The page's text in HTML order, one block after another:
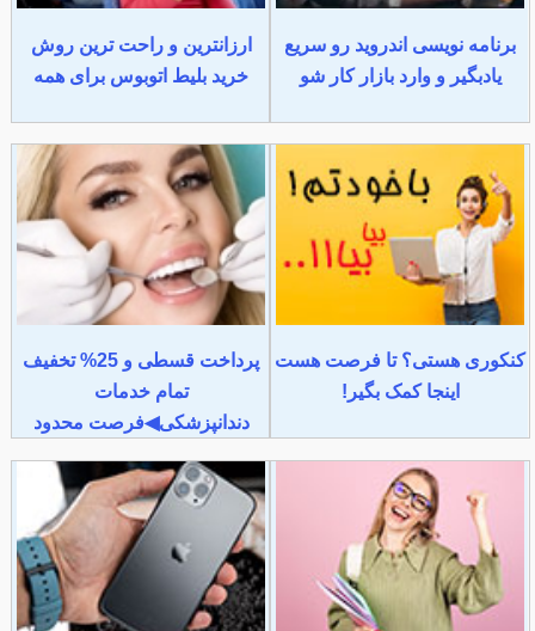
برنامه نویسی اندروید رو سریع
یادبگیر و وارد بازار کار شو
ارزانترین و راحت ترین روش
خرید بلیط اتوبوس برای همه
کنکوری هستی؟ تا فرصت هست
اینجا کمک بگیر!
پرداخت قسطی و 25% تخفیف
تمام خدمات
دندانپزشکی◀فرصت محدود